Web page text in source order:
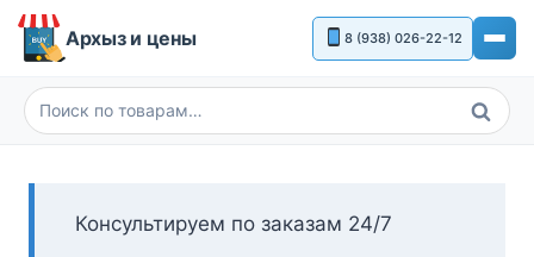
Перейти
Архыз и цены 8 (938) 026-22-12
Искать:
Поиск
Консультируем по заказам 24/7